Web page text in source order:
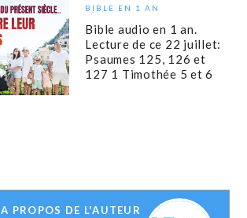
BIBLE EN 1 AN
Bible audio en 1 an.
Lecture de ce 22 juillet:
Psaumes 125, 126 et
127 1 Timothée 5 et 6
A PROPOS DE L'AUTEUR